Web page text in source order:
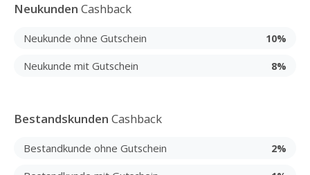
Neukunden Cashback
Neukunde ohne Gutschein 10%
Neukunde mit Gutschein 8%
Bestandskunden Cashback
Bestandkunde ohne Gutschein 2%